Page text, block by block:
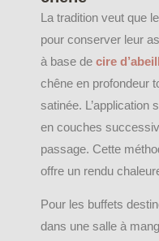
La tradition veut que
pour conserver leur
à base de cire
chêne en profondeur
satinée. L’application
en couches
passage. Cette
offre un rendu
Pour les buffets
dans une salle à